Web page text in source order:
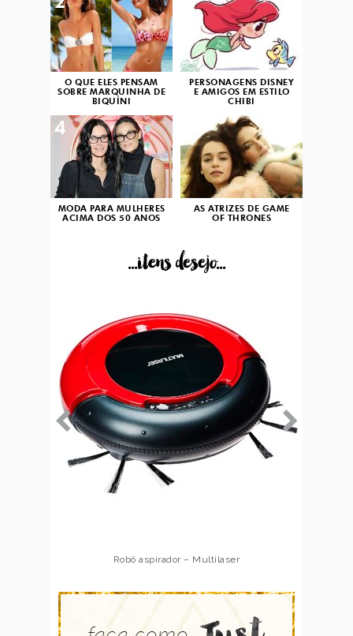
O QUE ELES PENSAM
SOBRE MARQUINHA DE
BIQUÍNI
PERSONAGENS DISNEY
E AMIGOS EM ESTILO
CHIBI
MODA PARA MULHERES
ACIMA DOS 50 ANOS
4
AS ATRIZES DE GAME
OF THRONES
...itens desejo...
Robô aspirador – Multilaser